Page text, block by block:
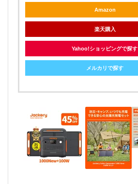
Amazon
楽天購入
Yahoo!ショッピングで探す
メルカリで探す